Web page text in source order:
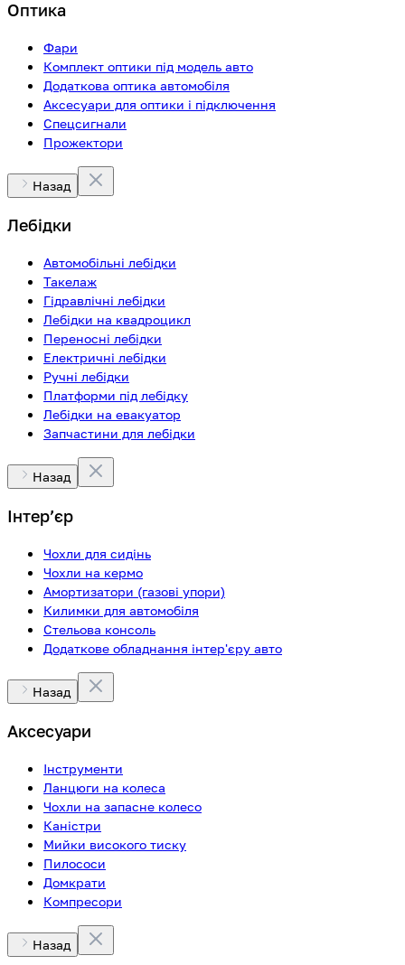
Оптика
Фари
Комплект оптики під модель авто
Додаткова оптика автомобіля
Аксесуари для оптики і підключення
Спецсигнали
Прожектори
Назад
Лебідки
Автомобільні лебідки
Такелаж
Гідравлічні лебідки
Лебідки на квадроцикл
Переносні лебідки
Електричні лебідки
Ручні лебідки
Платформи під лебідку
Лебідки на евакуатор
Запчастини для лебідки
Назад
Інтерʼєр
Чохли для сидінь
Чохли на кермо
Амортизатори (газові упори)
Килимки для автомобіля
Стельова консоль
Додаткове обладнання інтер'єру авто
Назад
Аксесуари
Інструменти
Ланцюги на колеса
Чохли на запасне колесо
Каністри
Мийки високого тиску
Пилососи
Домкрати
Компресори
Назад